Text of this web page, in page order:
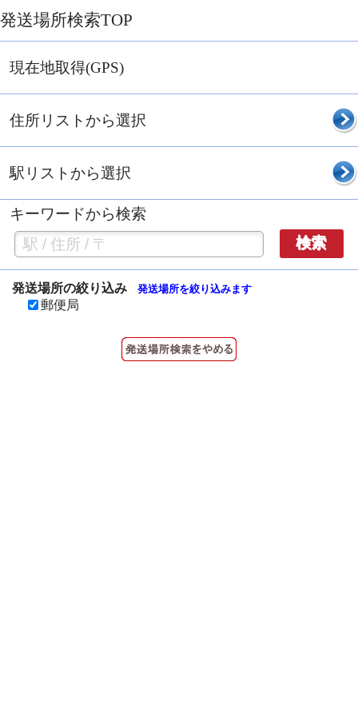
発送場所検索TOP
現在地取得(GPS)
住所リストから選択
駅リストから選択
キーワードから検索
検索
発送場所の絞り込み 発送場所を絞り込みます
郵便局